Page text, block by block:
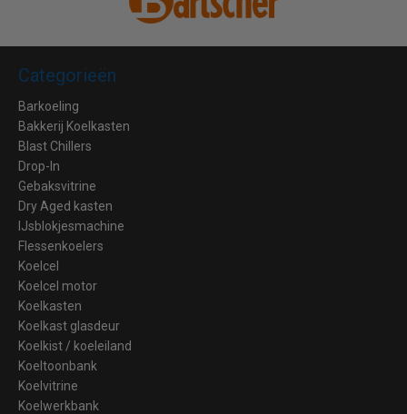
Categorieën
Barkoeling
Bakkerij Koelkasten
Blast Chillers
Drop-In
Gebaksvitrine
Dry Aged kasten
IJsblokjesmachine
Flessenkoelers
Koelcel
Koelcel motor
Koelkasten
Koelkast glasdeur
Koelkist / koeleiland
Koeltoonbank
Koelvitrine
Koelwerkbank